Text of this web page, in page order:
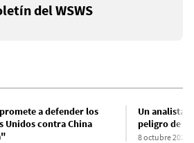
del WSWS
a defender los
Unidos contra China
Un analista
peligro de
8 octubre 2021